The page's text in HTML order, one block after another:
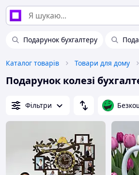
Подарунок бухгалтеру
Каталог товарів Товари для дому
Подарунок колезі
Фільтри